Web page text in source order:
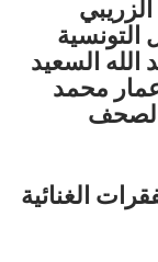
التونسية
الله السعيد
محمد
الغنائية